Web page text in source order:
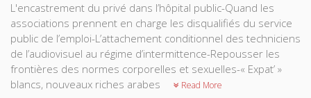
L'encastrement du privé dans l’hôpital public-Quand les
associations prennent en charge les disqualifiés du service
public de l’emploi-L’attachement conditionnel des techniciens
de l’audiovisuel au régime d’intermittence-Repousser les
frontières des normes corporelles et sexuelles-« Expat’ »
blancs, nouveaux riches arabes
Read More